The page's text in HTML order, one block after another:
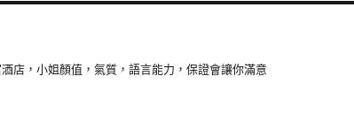
店，小姐顏值，氣質，語言能力，保證會讓你滿意